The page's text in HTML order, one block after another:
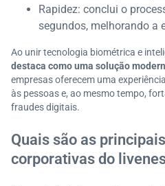
Rapidez: conclui o
segundos, melhorando a
Ao unir tecnologia biométrica e
destaca como uma solução
empresas oferecem uma
às pessoas e, ao mesmo tempo,
fraudes digitais.
Quais são as
corporativas do